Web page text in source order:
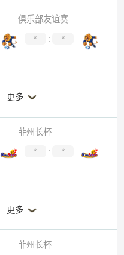
俱乐部友谊赛
* :
*
更多
菲州长杯
* :
*
更多
菲州长杯